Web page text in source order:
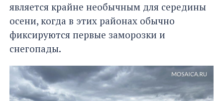
является крайне необычным для середины
осени, когда в этих районах обычно
фиксируются первые заморозки и
снегопады.